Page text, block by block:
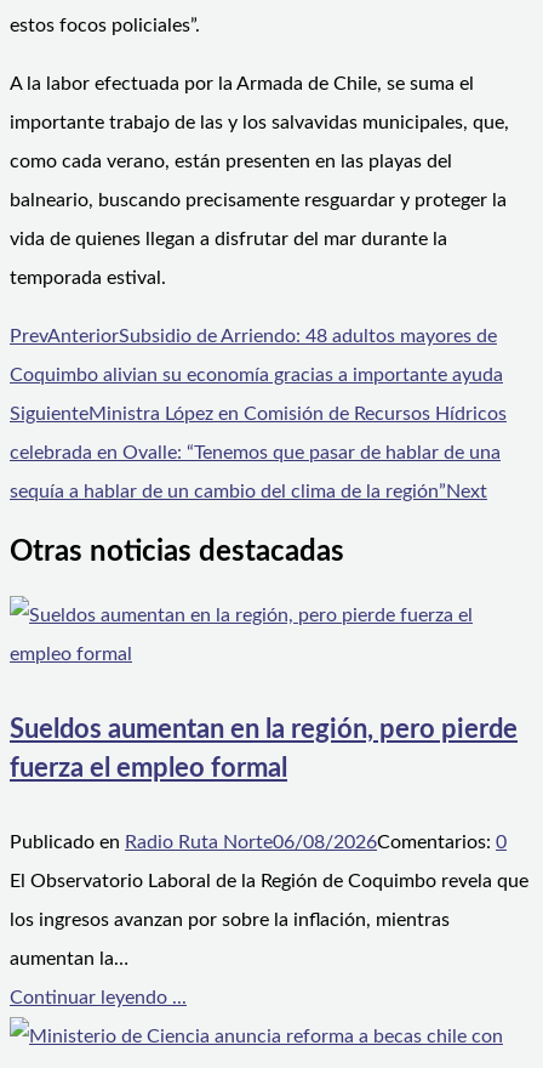
estos focos policiales”.
A la labor efectuada por la Armada de Chile, se suma el
importante trabajo de las y los salvavidas municipales, que,
como cada verano, están presenten en las playas del
balneario, buscando precisamente resguardar y proteger la
vida de quienes llegan a disfrutar del mar durante la
temporada estival.
PrevAnteriorSubsidio de Arriendo: 48 adultos mayores de
Coquimbo alivian su economía gracias a importante ayuda
SiguienteMinistra López en Comisión de Recursos Hídricos
celebrada en Ovalle: “Tenemos que pasar de hablar de una
sequía a hablar de un cambio del clima de la región”Next
Otras noticias destacadas
Sueldos aumentan en la región, pero pierde
fuerza el empleo formal
Publicado en Radio Ruta Norte06/08/2026Comentarios: 0
El Observatorio Laboral de la Región de Coquimbo revela que
los ingresos avanzan por sobre la inflación, mientras
aumentan la…
Continuar leyendo ...